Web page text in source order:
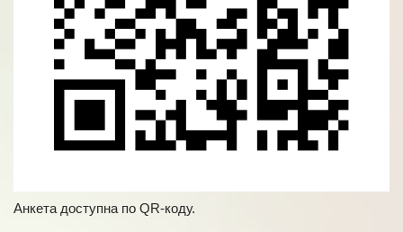
Анкета доступна по QR-коду.